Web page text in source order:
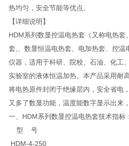
热均匀，安全节能等优点。
【详细说明】
HDM系列数显控温电热套（又称电热套
套,、数显恒温电热套、电加热套、控温
仪器，适用于科研、院校、石油、化工
实验室的液体恒温加热。本产品采用耐
将电热原件封闭于绝缘层内，安全省电
又多了数显功能，温度能数字显示出来
一、HDM系列数显控温电热套技术指标：
型 号
HDM-4-250